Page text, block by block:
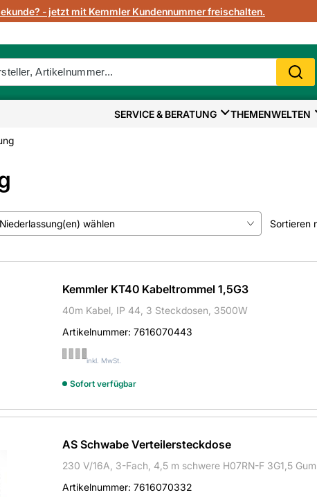
- jetzt mit Kemmler Kundennummer freischalten.
SERVICE & BERATUNG THEMENWELTEN
Niederlassung(en) wählen Sortieren
Kemmler KT40 Kabeltrommel 1,5G3
40m Kabel, IP 44, 3 Steckdosen, 3500W
Artikelnummer: 7616070443
inkl. MwSt.
Sofort verfügbar
AS Schwabe Verteilersteckdose
230 V/16A, 3-Fach, 4,5 m schwere H07RN-F 3G1,5
Artikelnummer: 7616070332